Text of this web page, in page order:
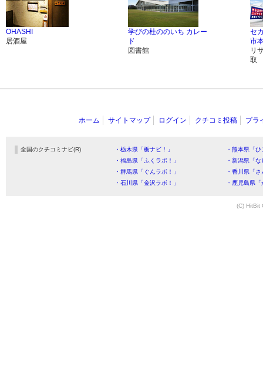
OHASHI
居酒屋
学びの杜ののいち カレー
ド
図書館
セ
市
リ
取
ホーム サイトマップ ログイン クチコミ投稿 プラ
全国のクチコミナビ(R) ・栃木県「栃ナビ！」
・熊本県「
・福島県「ふくラボ！」
・新潟県「
・群馬県「ぐんラボ！」
・香川県「
・石川県「金沢ラボ！」
・鹿児島県
(C) HitBit